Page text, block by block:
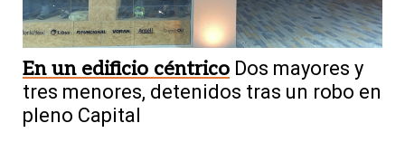
En un edificio céntrico Dos mayores y
tres menores, detenidos tras un robo en
pleno Capital